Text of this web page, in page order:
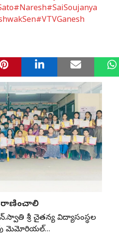
#Naresh#SaiSoujanya
#VTVGanesh
రాణించాలి
శ్రీ చైతన్య విద్యాసంస్థల
మెమోరియల్‌…